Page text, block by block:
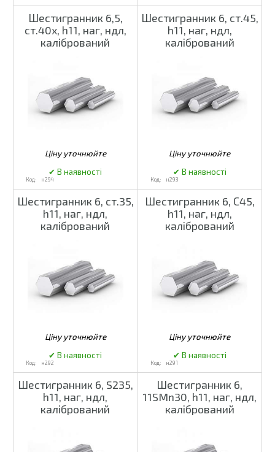
Шестигранник 6,5,
ст.40х, h11, наг, ндл,
калібрований
н294
Шестигранник 6, ст.45,
h11, наг, ндл,
калібрований
н293
Шестигранник 6, ст.35,
h11, наг, ндл,
калібрований
н292
Шестигранник 6, С45,
h11, наг, ндл,
калібрований
н291
Шестигранник 6, S235,
h11, наг, ндл,
калібрований
Шестигранник 6,
11SMn30, h11, наг, ндл,
калібрований